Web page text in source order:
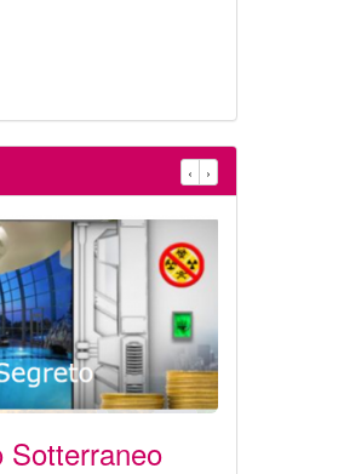
‹ ›
Sotterraneo